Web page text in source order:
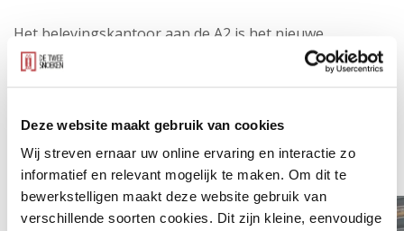
Deze website maakt gebruik van cookies
Wij streven ernaar uw online ervaring en interactie zo
informatief en relevant mogelijk te maken. Om dit te
bewerkstelligen maakt deze website gebruik van
verschillende soorten cookies. Dit zijn kleine, eenvoudige
Het belevingskantoor aan de A2 is het nieuwe
hoofdkantoor van bedrijfscateraar Appèl en
onderwijscateraar Markies Catering, onderdeel van
Appèl. De stalen wenteltrap van Hektracon is in twee
vroege maandagmorgen.